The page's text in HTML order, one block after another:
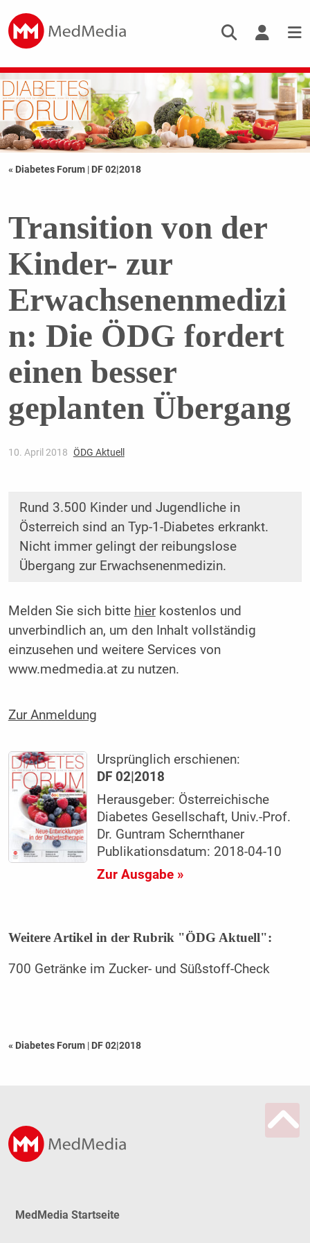
« Diabetes Forum | DF 02|2018
Transition von der
Kinder- zur
Erwachsenenmedizi
n: Die ÖDG fordert
einen besser
geplanten Übergang
10. April 2018 ÖDG Aktuell
Rund 3.500 Kinder und Jugendliche in
Österreich sind an Typ-1-Diabetes erkrankt.
Nicht immer gelingt der reibungslose
Übergang zur Erwachsenenmedizin.
Melden Sie sich bitte hierkostenlos und
unverbindlich an, um den Inhalt vollständig
einzusehen und weitere Services von
www.medmedia.at zu nutzen.
Zur Anmeldung
Ursprünglich erschienen:
DF 02|2018
Herausgeber: Österreichische
Diabetes Gesellschaft, Univ.-Prof.
Dr. Guntram Schernthaner
Publikationsdatum: 2018-04-10
Zur Ausgabe »
Weitere Artikel in der Rubrik "ÖDG Aktuell":
700 Getränke im Zucker- und Süßstoff-Check
« Diabetes Forum | DF 02|2018
MedMedia Startseite